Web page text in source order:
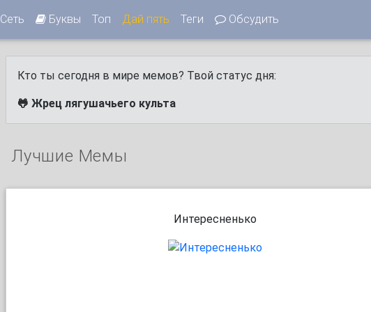
Сеть Буквы Топ Дай пять Теги Обсудить
Кто ты сегодня в мире мемов? Твой статус дня:
🐸 Жрец лягушачьего культа
Лучшие Мемы
Интересненько